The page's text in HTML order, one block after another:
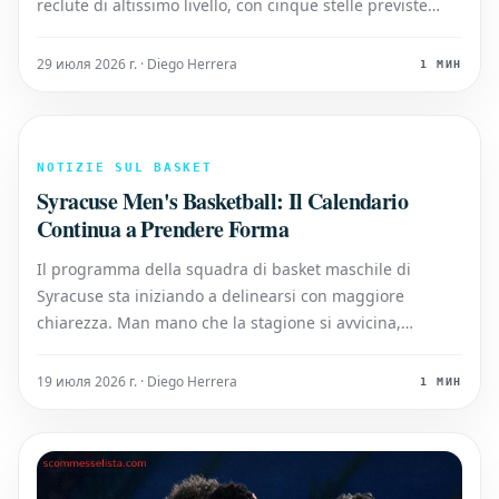
reclute di altissimo livello, con cinque stelle previste
attuali, i Tar Heels si trovano in una posizione favorevole
29 июля 2026 г. · Diego Herrera 1 МИН
NOTIZIE SUL BASKET
Syracuse Men's Basketball: Il Calendario
Continua a Prendere Forma
Il programma della squadra di basket maschile di
Syracuse sta iniziando a delinearsi con maggiore
chiarezza. Man mano che la stagione si avvicina,
dettagli del calendario, offrendo ai tifosi uno sguardo
19 июля 2026 г. · Diego Herrera 1 МИН